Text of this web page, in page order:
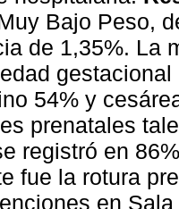
Bajo Peso,
de 1,35%. La
54% y
prenatales
registró en
fue la rotura
en